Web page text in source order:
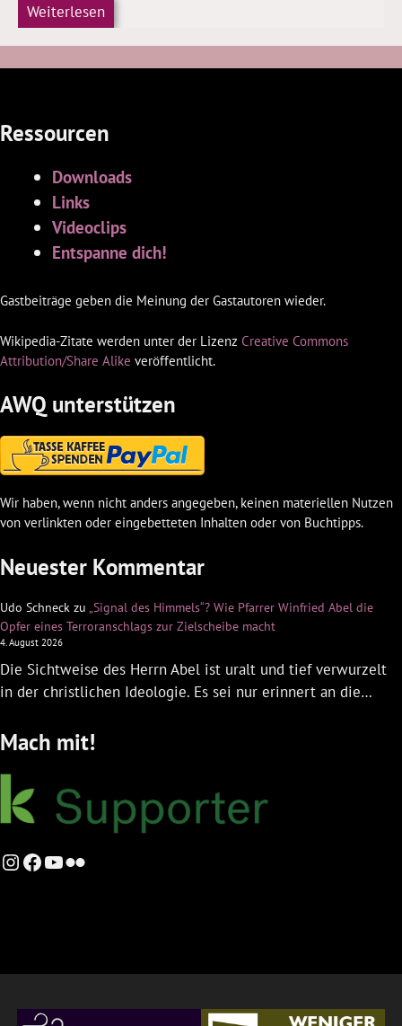
Weiterlesen
Ressourcen
Downloads
Links
Videoclips
Entspanne dich!
Gastbeiträge geben die Meinung der Gastautoren wieder.
Wikipedia-Zitate werden unter der Lizenz Creative Commons
Attribution/Share Alike veröffentlicht.
AWQ unterstützen
Wir haben, wenn nicht anders angegeben, keinen materiellen Nutzen
von verlinkten oder eingebetteten Inhalten oder von Buchtipps.
Neuester Kommentar
Udo Schneck zu „Signal des Himmels“? Wie Pfarrer Winfried Abel die
Opfer eines Terroranschlags zur Zielscheibe macht
4. August 2026
Die Sichtweise des Herrn Abel ist uralt und tief verwurzelt
in der christlichen Ideologie. Es sei nur erinnert an die…
Mach mit!
Instagram
Facebook
YouTube
Flickr